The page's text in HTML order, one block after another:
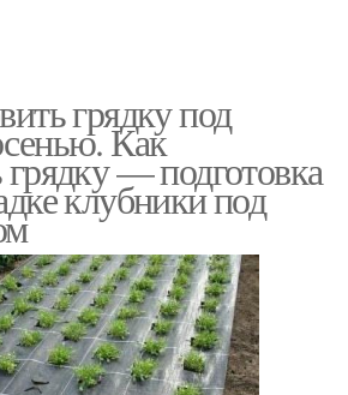
грядку под
Как
грядку — подготовка
клубники под